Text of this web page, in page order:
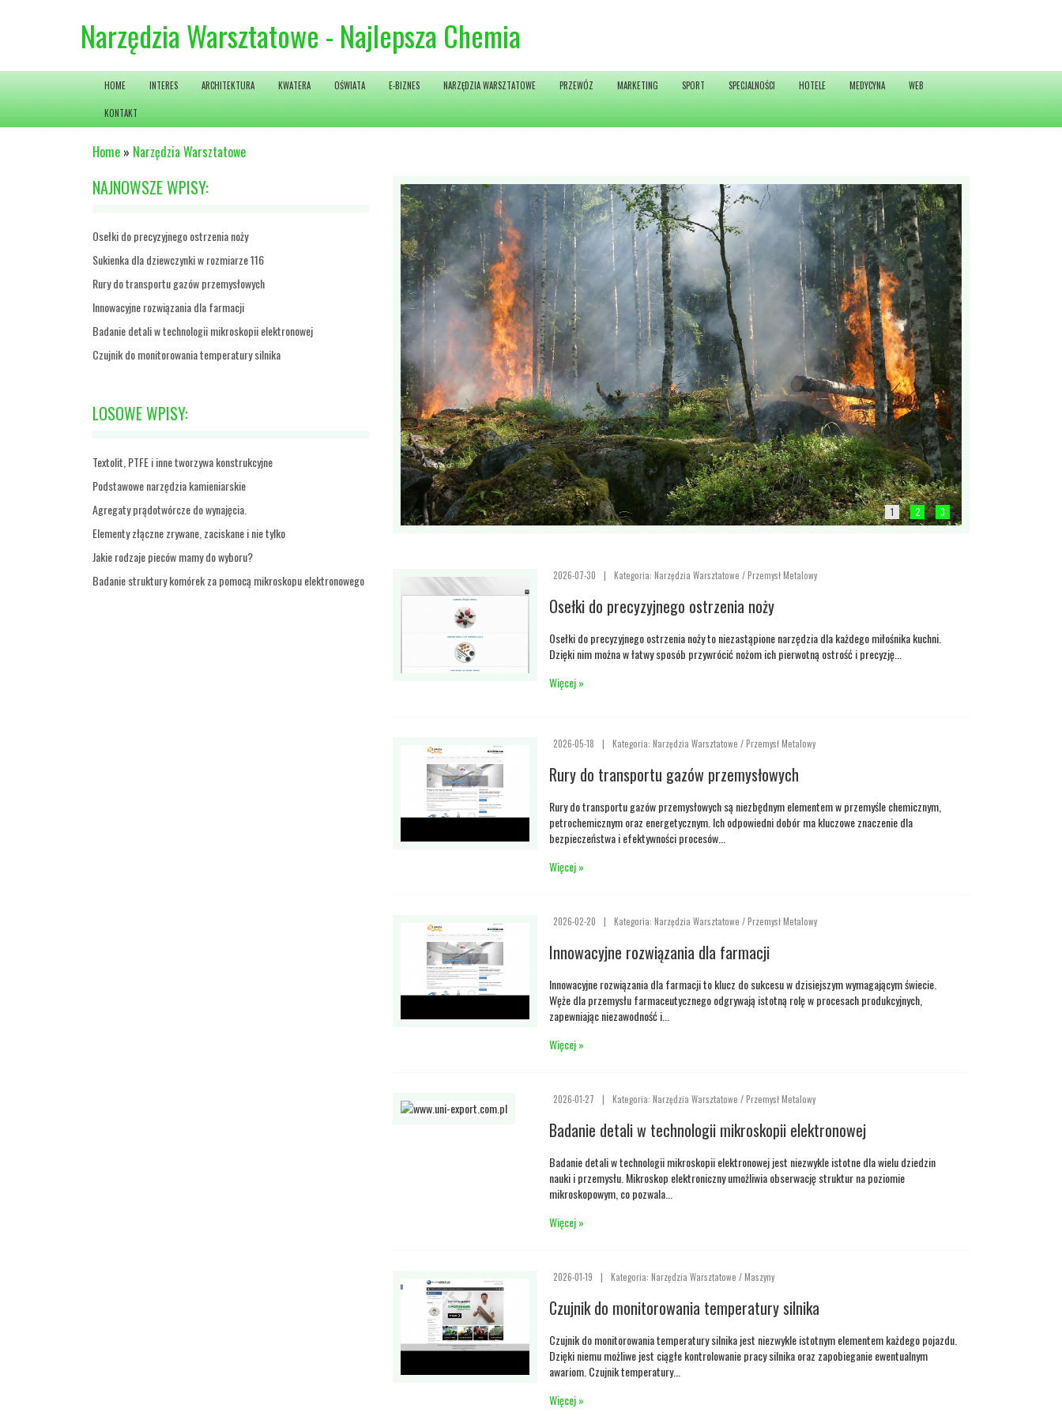
Narzędzia Warsztatowe - Najlepsza Chemia
HOME INTERES ARCHITEKTURA KWATERA OŚWIATA E-BIZNES NARZĘDZIA WARSZTATOWE PRZEWÓZ MARKETING SPORT SPECJALNOŚCI HOTELE MEDYCYNA WEB
KONTAKT
Home » Narzędzia Warsztatowe
NAJNOWSZE WPISY:
Osełki do precyzyjnego ostrzenia noży
Sukienka dla dziewczynki w rozmiarze 116
Rury do transportu gazów przemysłowych
Innowacyjne rozwiązania dla farmacji
Badanie detali w technologii mikroskopii elektronowej
Czujnik do monitorowania temperatury silnika
LOSOWE WPISY:
Textolit, PTFE i inne tworzywa konstrukcyjne
Podstawowe narzędzia kamieniarskie
Agregaty prądotwórcze do wynajęcia.
Elementy złączne zrywane, zaciskane i nie tylko
Jakie rodzaje pieców mamy do wyboru?
Badanie struktury komórek za pomocą mikroskopu elektronowego
1 2 3
2026-07-30 | Kategoria: Narzędzia Warsztatowe / Przemysł Metalowy
Osełki do precyzyjnego ostrzenia noży
Osełki do precyzyjnego ostrzenia noży to niezastąpione narzędzia dla każdego miłośnika kuchni.
Dzięki nim można w łatwy sposób przywrócić nożom ich pierwotną ostrość i precyzję...
Więcej »
2026-05-18 | Kategoria: Narzędzia Warsztatowe / Przemysł Metalowy
Rury do transportu gazów przemysłowych
Rury do transportu gazów przemysłowych są niezbędnym elementem w przemyśle chemicznym,
petrochemicznym oraz energetycznym. Ich odpowiedni dobór ma kluczowe znaczenie dla
bezpieczeństwa i efektywności procesów...
Więcej »
2026-02-20 | Kategoria: Narzędzia Warsztatowe / Przemysł Metalowy
Innowacyjne rozwiązania dla farmacji
Innowacyjne rozwiązania dla farmacji to klucz do sukcesu w dzisiejszym wymagającym świecie.
Węże dla przemysłu farmaceutycznego odgrywają istotną rolę w procesach produkcyjnych,
zapewniając niezawodność i...
Więcej »
2026-01-27 | Kategoria: Narzędzia Warsztatowe / Przemysł Metalowy
Badanie detali w technologii mikroskopii elektronowej
Badanie detali w technologii mikroskopii elektronowej jest niezwykle istotne dla wielu dziedzin
nauki i przemysłu. Mikroskop elektroniczny umożliwia obserwację struktur na poziomie
mikroskopowym, co pozwala...
Więcej »
2026-01-19 | Kategoria: Narzędzia Warsztatowe / Maszyny
Czujnik do monitorowania temperatury silnika
Czujnik do monitorowania temperatury silnika jest niezwykle istotnym elementem każdego pojazdu.
Dzięki niemu możliwe jest ciągłe kontrolowanie pracy silnika oraz zapobieganie ewentualnym
awariom. Czujnik temperatury...
Więcej »